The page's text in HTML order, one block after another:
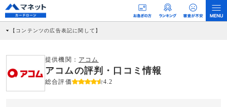
【コンテンツの広告表記に関して】
社に対して企業から紹介報酬が支払われるという収益モデルです。 ただし、特定の
商品を根拠なくPRするものではなく、当編集部の調査／ユーザーへの口コミ収集な
どに基づき、公平性を担保した情報提供を行っています。
>提携企業一覧
提供機関： アコム
アコムの評判・口コミ情報
総合評価 4.2